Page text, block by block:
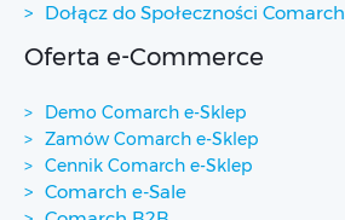
Dołącz do Społeczności Comarch
Oferta e-Commerce
Demo Comarch e-Sklep
Zamów Comarch e-Sklep
Cennik Comarch e-Sklep
Comarch e-Sale